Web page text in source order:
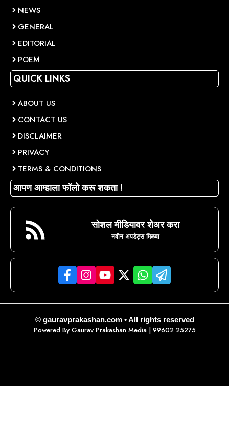
NEWS
GENERAL
EDITORIAL
POEM
QUICK LINKS
ABOUT US
CONTACT US
DISCLAIMER
PRIVACY
TERMS & CONDITIONS
आपण आम्हाला फॉलो करू शकता !
सोशल मीडियावर शेअर करा
नवीन अपडेट्स मिळवा
© gauravprakashan.com • All rights reserved
Powered By Gaurav Prakashan Media| 99602 25275